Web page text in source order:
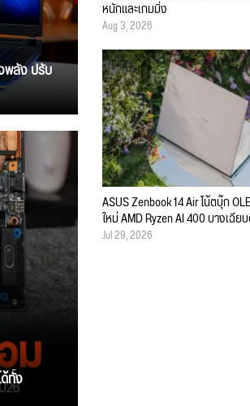
พลัง ปรับ
ทั้ง
หนักและเกมมิ่ง
Aug 3, 2026
ASUS Zenbook 14 Air โน้ตบุ๊ก
ใหม่ AMD Ryzen AI 400 บางเฉีย
Jul 29, 2026